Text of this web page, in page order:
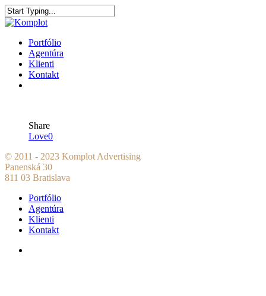
Portfólio
Agentúra
Klienti
Kontakt
Share
Love0
© 2011 - 2023 Komplot Advertising
Panenská 30
811 03 Bratislava
Portfólio
Agentúra
Klienti
Kontakt